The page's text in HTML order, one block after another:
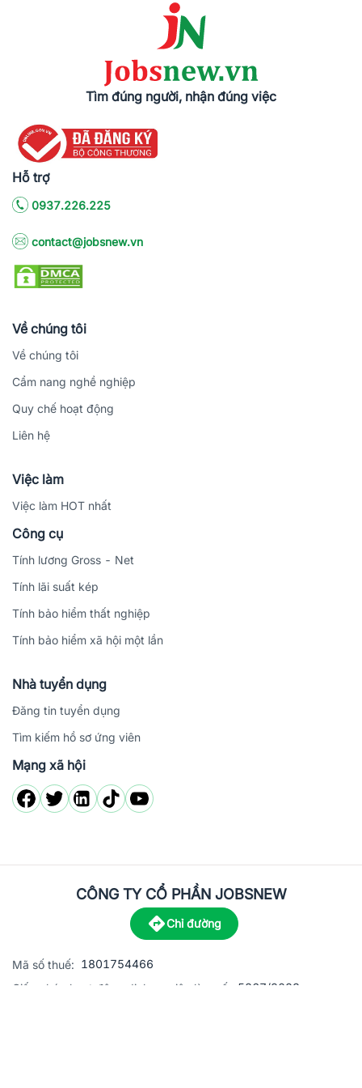
Tìm đúng người, nhận đúng việc
Hỗ trợ
0937.226.225
contact@jobsnew.vn
Về chúng tôi
Về chúng tôi
Cẩm nang nghề nghiệp
Quy chế hoạt động
Liên hệ
Việc làm
Việc làm HOT nhất
Công cụ
Tính lương Gross - Net
Tính lãi suất kép
Tính bảo hiểm thất nghiệp
Tính bảo hiểm xã hội một lần
Nhà tuyển dụng
Đăng tin tuyển dụng
Tìm kiếm hồ sơ ứng viên
Mạng xã hội
CÔNG TY CỔ PHẦN JOBSNEW
Chỉ đường
Mã số thuế: 1801754466
Giấy phép hoạt động dịch vụ việc làm số:
5867/2023